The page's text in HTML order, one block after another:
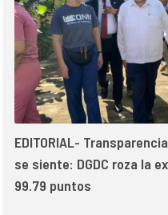
EDITORIAL-
se siente: DGDC roza la
99.79 puntos